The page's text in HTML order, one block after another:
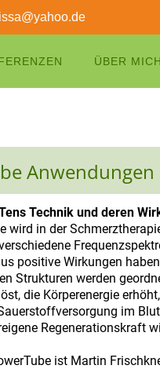
ÜBER MICH
Anwendungen
Technik und deren
wird in der
positive Wirkungen
Strukturen werden
die Körperenergie
im
Regenerationskraft
ist Martin